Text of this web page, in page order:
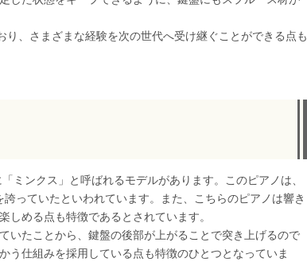
、さまざまな経験を次の世代へ受け継ぐことができる点も
ミンクス」と呼ばれるモデルがあります。このピアノは、
っていたといわれています。また、こちらのピアノは響き
しめる点も特徴であるとされています。
いたことから、鍵盤の後部が上がることで突き上げるので
う仕組みを採用している点も特徴のひとつとなっていま